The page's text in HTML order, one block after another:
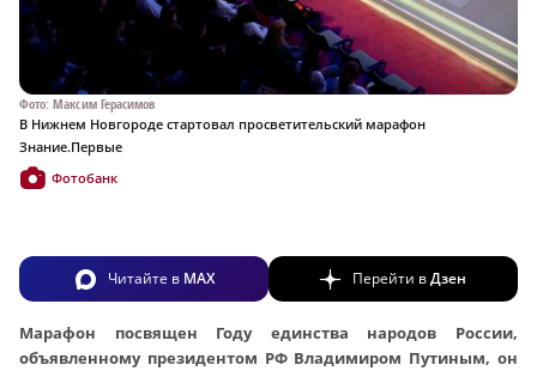
Фото: Максим Герасимов
В Нижнем Новгороде стартовал просветительский марафон
Знание.Первые
Фотобанк
Читайте в MAX Перейти вДзен
Марафон посвящен Году единства народов России,
объявленному президентом РФ Владимиром Путиным, он